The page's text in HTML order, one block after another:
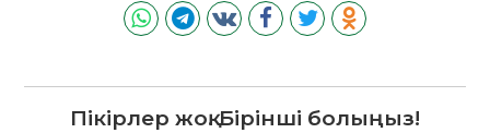
Пікірлер жоқ. Бірінші болыңыз!